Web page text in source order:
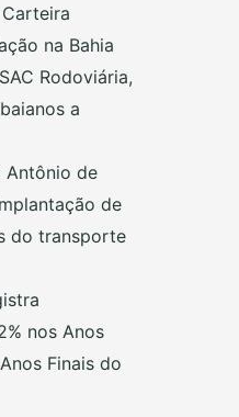
na Bahia
Rodoviária,
a
Antônio de
de
do transporte
nos Anos
Finais do